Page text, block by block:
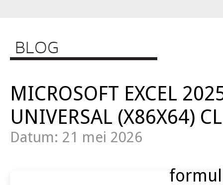
BLOG
MICROSOFT EXCEL
UNIVERSAL (X86X64)
Datum: 21 mei 2026